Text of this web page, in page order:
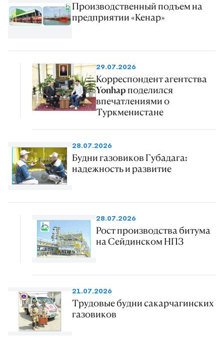
Производственный подъем на
предприятии «Кенар»
29.07.2026
Корреспондент агентства
Yonhap поделился
впечатлениями о
Туркменистане
28.07.2026
Будни газовиков Губадага:
надежность и развитие
28.07.2026
Рост производства битума
на Сейдинском НПЗ
21.07.2026
Трудовые будни сакарчагинских
газовиков